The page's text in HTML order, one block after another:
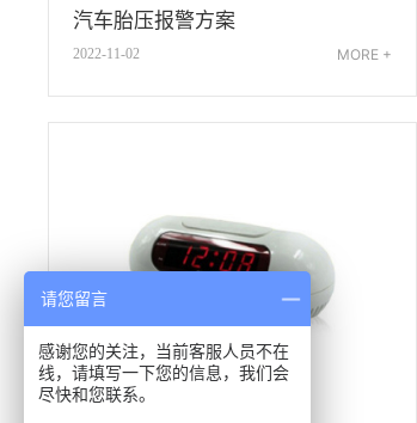
汽车胎压报警方案
2022-11-02 MORE +
请您留言
感谢您的关注，当前客服人员不在
线，请填写一下您的信息，我们会
尽快和您联系。